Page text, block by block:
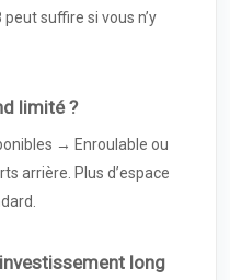
suffire si vous n’y
limité ?
→ Enroulable ou
arrière. Plus d’espace
long